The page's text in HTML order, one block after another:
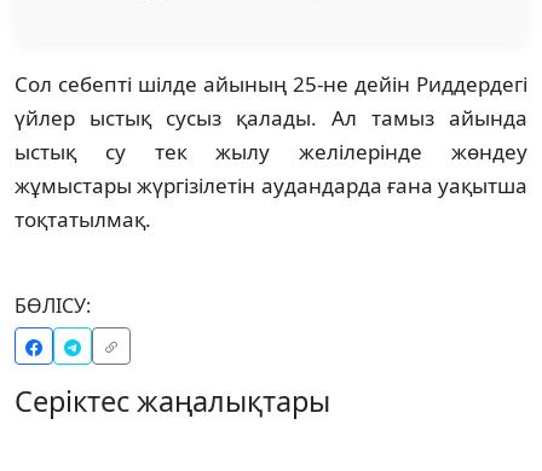
Сол себепті шілде айының 25-не дейін Риддердегі
үйлер ыстық сусыз қалады. Ал тамыз айында
ыстық су тек жылу желілерінде жөндеу
жұмыстары жүргізілетін аудандарда ғана уақытша
тоқтатылмақ.
БӨЛІСУ:
Серіктес жаңалықтары